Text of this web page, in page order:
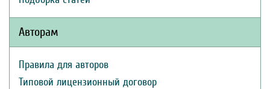
Авторам
Правила для авторов
Типовой лицензионный договор